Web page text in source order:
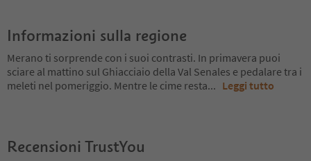
Informazioni sulla regione
Merano ti sorprende con i suoi contrasti. In primavera puoi
sciare al mattino sul Ghiacciaio della Val Senales e pedalare tra i
meleti nel pomeriggio. Mentre le cime resta... Leggi tutto
Recensioni TrustYou